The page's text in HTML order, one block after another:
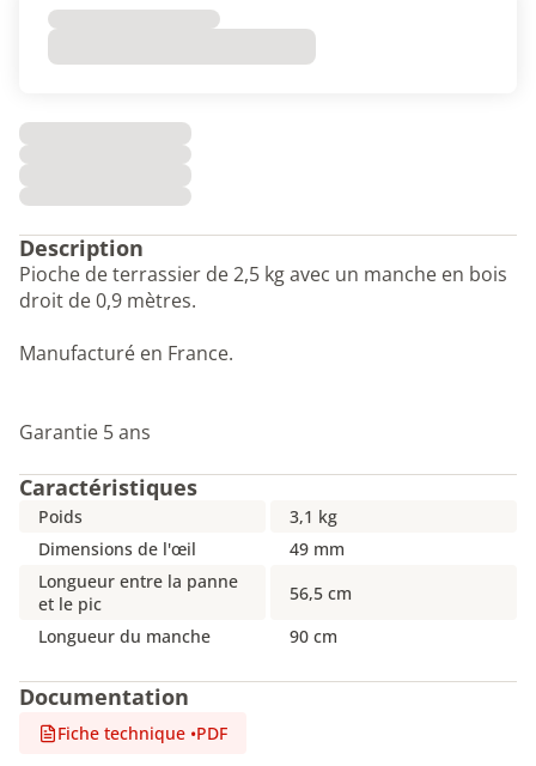
Description
Pioche de terrassier de 2,5 kg avec un manche en bois
droit de 0,9 mètres.
Manufacturé en France.
Garantie 5 ans
Caractéristiques
Poids
3,1 kg
Dimensions de l'œil
49 mm
Longueur entre la panne
et le pic
56,5 cm
Longueur du manche
90 cm
Documentation
Fiche technique •PDF